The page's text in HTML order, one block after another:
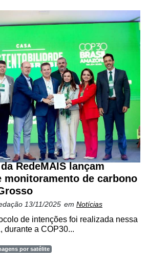
RedeMAIS lançam
monitoramento de carbono
13/11/2025 em Notícias
de intenções foi realizada nessa
durante a COP30...
por satélite